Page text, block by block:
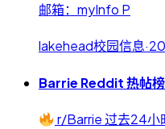
邮箱：myInfo P
lakehead校园信息·
Barrie Reddit 热帖
r/Barrie 过去24小